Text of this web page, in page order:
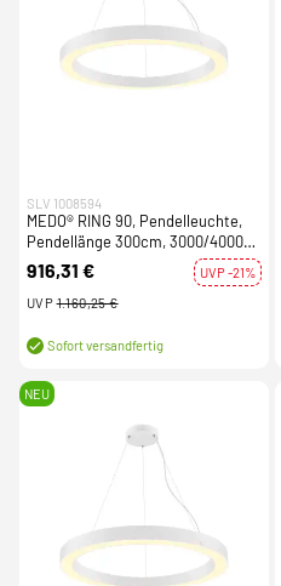
SLV 1008594
MEDO® RING 90, Pendelleuchte,
Pendellänge 300cm, 3000/4000K,
110°, DALI, Touch, weiß
916,31 €
UVP -21%
UVP 1.160,25 €
Sofort versandfertig
NEU